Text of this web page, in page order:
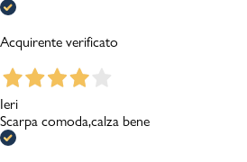
Acquirente verificato
Ieri
Scarpa comoda,calza bene